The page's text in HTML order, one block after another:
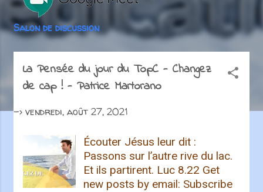
c
s
Salon de discussion
La Pensée du jour du TopC - Changez
de cap ! - Patrice Martorano
-> vendredi, août 27, 2021
Écouter Jésus leur dit :
Passons sur l’autre rive du lac.
Et ils partirent. Luc 8.22 Get
new posts by email: Subscribe